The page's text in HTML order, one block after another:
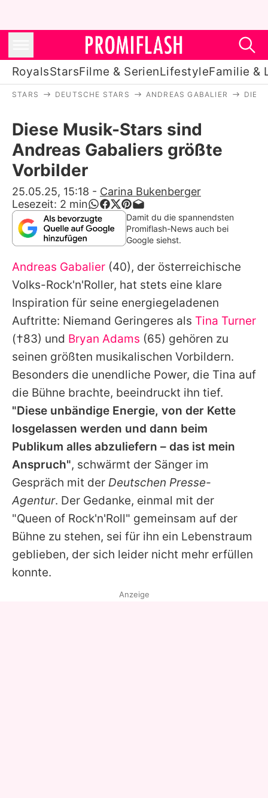
RoyalsStarsFilme & SerienLifestyleFamilie &
Stars
Filme & Serien
Lifestyle
Familie & Liebe
Promiflash Exklusiv
Alle Themen auf Promiflash
Jobs
App runterladen
Team
Redaktionelle Richtlinien
Impressum
Datenschutzerklärung
Utiq verwalten
STARS DEUTSCHE STARS ANDREAS GABALIER
Diese Musik-Stars sind
Andreas Gabaliers größte
Vorbilder
25.05.25, 15:18 - Carina Bukenberger
Lesezeit: 2 min
Damit du die spannendsten
Promiflash-News auch bei
Google siehst.
Andreas Gabalier (40), der österreichische
Volks-Rock'n'Roller, hat stets eine klare
Inspiration für seine energiegeladenen
Auftritte: Niemand Geringeres als Tina Turner
(†83) und Bryan Adams (65) gehören zu
seinen größten musikalischen Vorbildern.
Besonders die unendliche Power, die Tina auf
die Bühne brachte, beeindruckt ihn tief.
"Diese unbändige Energie, von der Kette
losgelassen werden und dann beim
Publikum alles abzuliefern – das ist mein
Anspruch", schwärmt der Sänger im
Gespräch mit der Deutschen Presse-
Agentur. Der Gedanke, einmal mit der
"Queen of Rock'n'Roll" gemeinsam auf der
Bühne zu stehen, sei für ihn ein Lebenstraum
geblieben, der sich leider nicht mehr erfüllen
konnte.
Anzeige